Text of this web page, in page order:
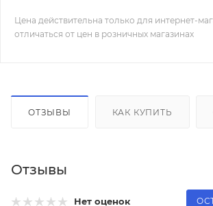
Цена действительна только для интернет-
отличаться от цен в розничных магазинах
ОТЗЫВЫ КАК КУПИТЬ
Отзывы
Нет оценок